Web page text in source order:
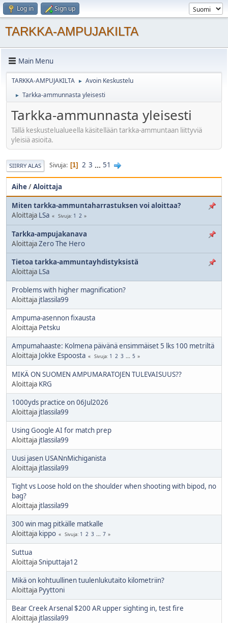
Log in Sign up
TARKKA-AMPUJAKILTA
Main Menu
TARKKA-AMPUJAKILTA ► Avoin Keskustelu
► Tarkka-ammunnasta yleisesti
Tarkka-ammunnasta yleisesti
Tällä keskustelualueella käsitellään tarkka-ammuntaan liittyviä
yleisiä asioita.
SIIRRY ALAS Sivuja 1 2 3 ... 51
Aihe/Aloittaja
Miten tarkka-ammuntaharrastuksen voi aloittaa?
Aloittaja LSa Sivuja 1 2
Tarkka-ampujakanava
AloittajaZero The Hero
Tietoa tarkka-ammuntayhdistyksistä
Aloittaja LSa
Problems with higher magnification?
Aloittaja jtlassila99
Ampuma-asennon fixausta
Aloittaja Petsku
Ampumahaaste: Kolmena päivänä ensimmäiset 5 lks 100 metriltä
Aloittaja Jokke Espoosta Sivuja 1 2 3 ... 5
MIKÄ ON SUOMEN AMPUMARATOJEN TULEVAISUUS??
Aloittaja KRG
1000yds practice on 06Jul2026
Aloittaja jtlassila99
Using Google AI for match prep
Aloittaja jtlassila99
Uusi jasen USANnMichiganista
Aloittaja jtlassila99
Tight vs Loose hold on the shoulder when shooting with bipod, no
bag?
Aloittaja jtlassila99
300 win mag pitkälle matkalle
Aloittaja kippo Sivuja 1 2 3 ... 7
Suttua
AloittajaSniputtaja12
Mikä on kohtuullinen tuulenlukutaito kilometriin?
Aloittaja Pyyttoni
Bear Creek Arsenal $200 AR upper sighting in, test fire
Aloittaja jtlassila99